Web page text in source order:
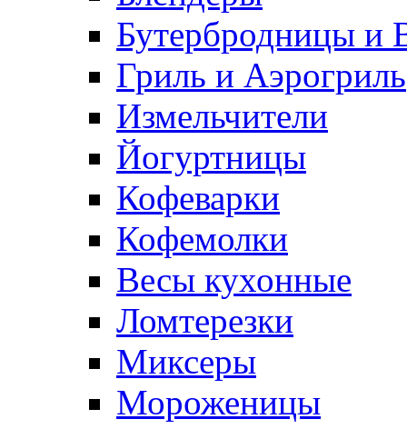
Бутербродницы и
Гриль и Аэрогриль
Измельчители
Йогуртницы
Кофеварки
Кофемолки
Весы кухонные
Ломтерезки
Миксеры
Мороженицы